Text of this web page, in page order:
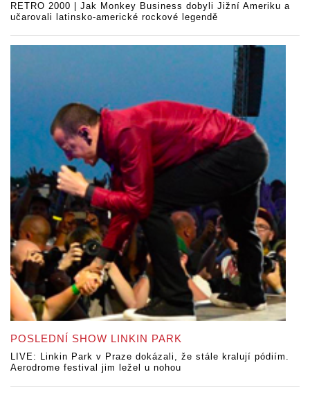
RETRO 2000 | Jak Monkey Business dobyli Jižní Ameriku a
učarovali latinsko-americké rockové legendě
POSLEDNÍ SHOW LINKIN PARK
LIVE: Linkin Park v Praze dokázali, že stále kralují pódiím.
Aerodrome festival jim ležel u nohou